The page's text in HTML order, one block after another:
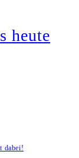
heute
dabei!